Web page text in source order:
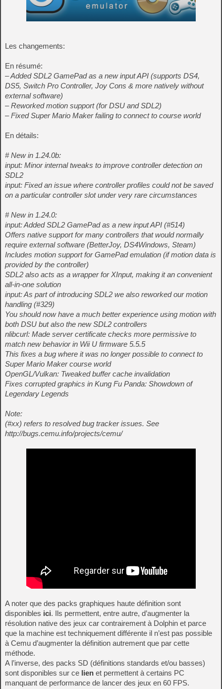
Les changements:
En résumé:
– Added SDL2 GamePad as a new input API (supports DS4,
DS5, Switch Pro Controller, Joy Cons & more natively without
external software)
– Reworked motion support (for DSU and SDL2)
– Fixed Super Mario Maker failing to connect to course world
En détails:
# New in 1.24.0b:
input: Minor internal tweaks to improve controller detection on
SDL2
input: Fixed an issue where controller profiles could not be saved
on a particular controller slot under very rare circumstances
# New in 1.24.0:
input: Added SDL2 GamePad as a new input API (#514)
Offers native support for many controllers that would normally
require external software (BetterJoy, DS4Windows, Steam)
Includes motion support for GamePad emulation (if motion data is
provided by the controller)
SDL2 also acts as a wrapper for XInput, making it an convenient
all-in-one solution
input: As part of introducing SDL2 we also reworked our motion
handling (#329)
You should now have a much better experience using motion with
both DSU but also the new SDL2 controllers
nlibcurl: Made server certificate checks more permissive to
match new behavior in Wii U firmware 5.5.5
This fixes a bug where it was no longer possible to connect to
Super Mario Maker course world
OpenGL/Vulkan: Tweaked buffer cache invalidation
Fixes corrupted graphics in Kung Fu Panda: Showdown of
Legendary Legends
Note:
(#xx) refers to resolved bug tracker issues. See
http://bugs.cemu.info/projects/cemu/
A noter que des packs graphiques haute définition sont
disponibles ici. Ils permettent, entre autre, d’augmenter la
résolution native des jeux car contrairement à Dolphin et parce
que la machine est techniquement différente il n’est pas possible
à Cemu d’augmenter la définition autrement que par cette
méthode.
A l’inverse, des packs SD (définitions standards et/ou basses)
sont disponibles sur ce lien et permettent à certains PC
manquant de performance de lancer des jeux en 60 FPS.